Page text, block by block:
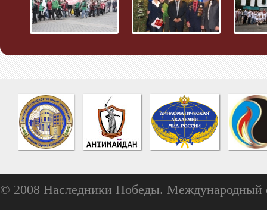
© 2008 Наследники Победы. Международный